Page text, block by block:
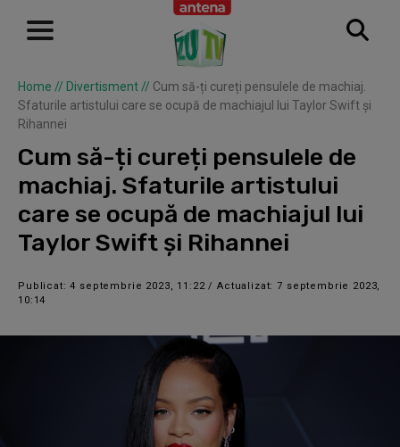
Home // Divertisment // Cum să-ți cureți pensulele de machiaj.
Sfaturile artistului care se ocupă de machiajul lui Taylor Swift și
Rihannei
Cum să-ți cureți pensulele de
machiaj. Sfaturile artistului
care se ocupă de machiajul lui
Taylor Swift și Rihannei
Publicat: 4 septembrie 2023, 11:22 / Actualizat: 7 septembrie 2023,
10:14